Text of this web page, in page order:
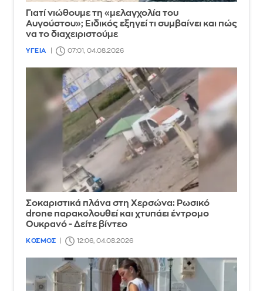
Γιατί νιώθουμε τη «μελαγχολία του
Αυγούστου»; Ειδικός εξηγεί τι συμβαίνει και πώς
να το διαχειριστούμε
ΥΓΕΙΑ 07:01, 04.08.2026
Σοκαριστικά πλάνα στη Χερσώνα: Ρωσικό
drone παρακολουθεί και χτυπάει έντρομο
Ουκρανό - Δείτε βίντεο
ΚΟΣΜΟΣ 12:06, 04.08.2026